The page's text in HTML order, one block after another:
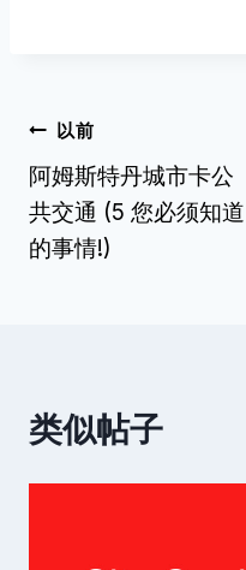
帖
子
导
以前
阿姆斯特丹城市卡公
共交通 (5 您必须知道
的事情!)
类似帖子